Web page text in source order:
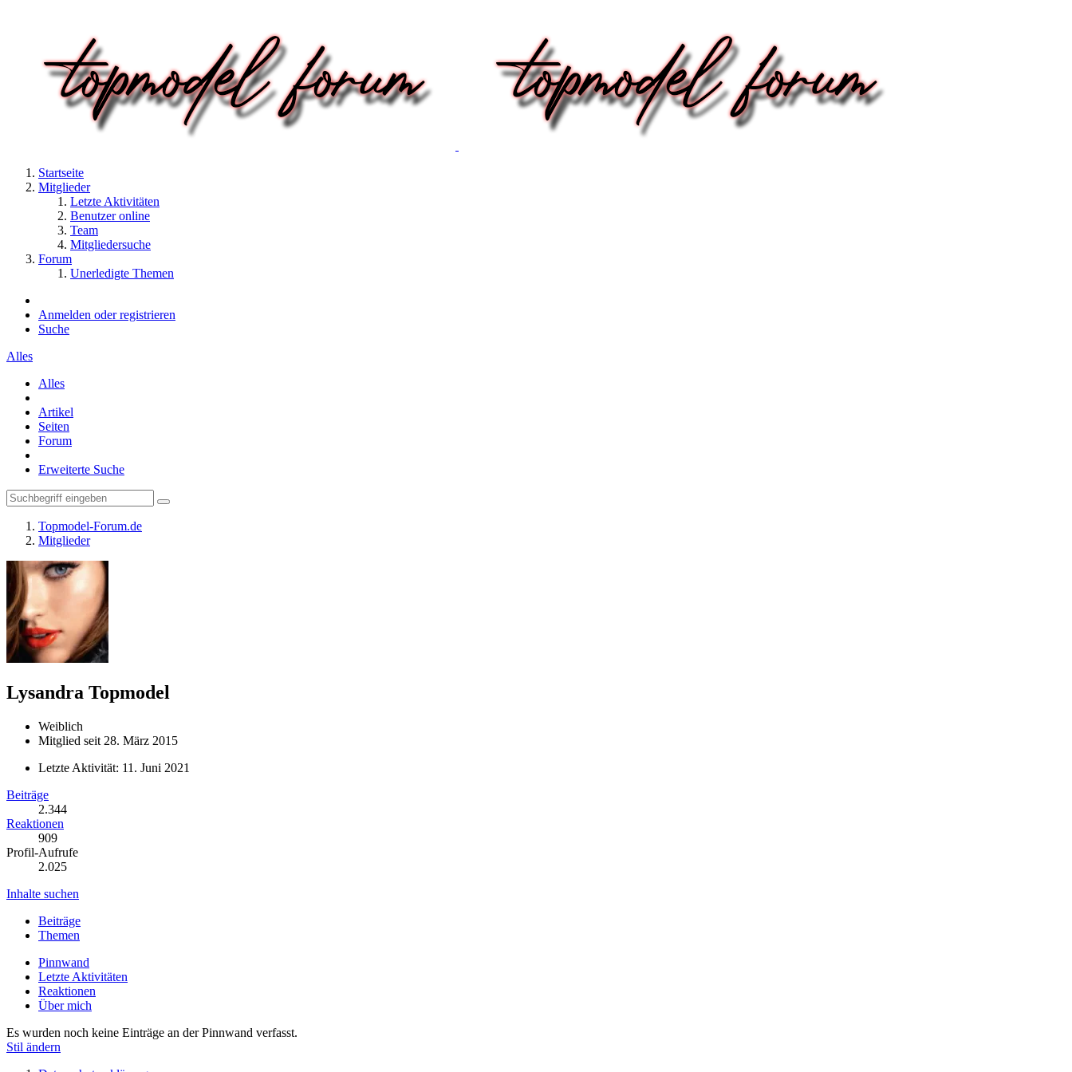
Startseite
Mitglieder
Letzte Aktivitäten
Benutzer online
Team
Mitgliedersuche
Forum
Unerledigte Themen
Anmelden oder registrieren
Suche
Alles
Alles
Artikel
Seiten
Forum
Erweiterte Suche
Topmodel-Forum.de
Mitglieder
Lysandra Topmodel
Weiblich
Mitglied seit 28. März 2015
Letzte Aktivität: 11. Juni 2021
Beiträge
2.344
Reaktionen
909
Profil-Aufrufe
2.025
Inhalte suchen
Beiträge
Themen
Pinnwand
Letzte Aktivitäten
Reaktionen
Über mich
Es wurden noch keine Einträge an der Pinnwand verfasst.
Stil ändern